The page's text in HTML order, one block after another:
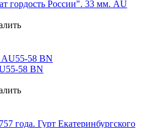
гордость России". 33 мм. AU
58 BN